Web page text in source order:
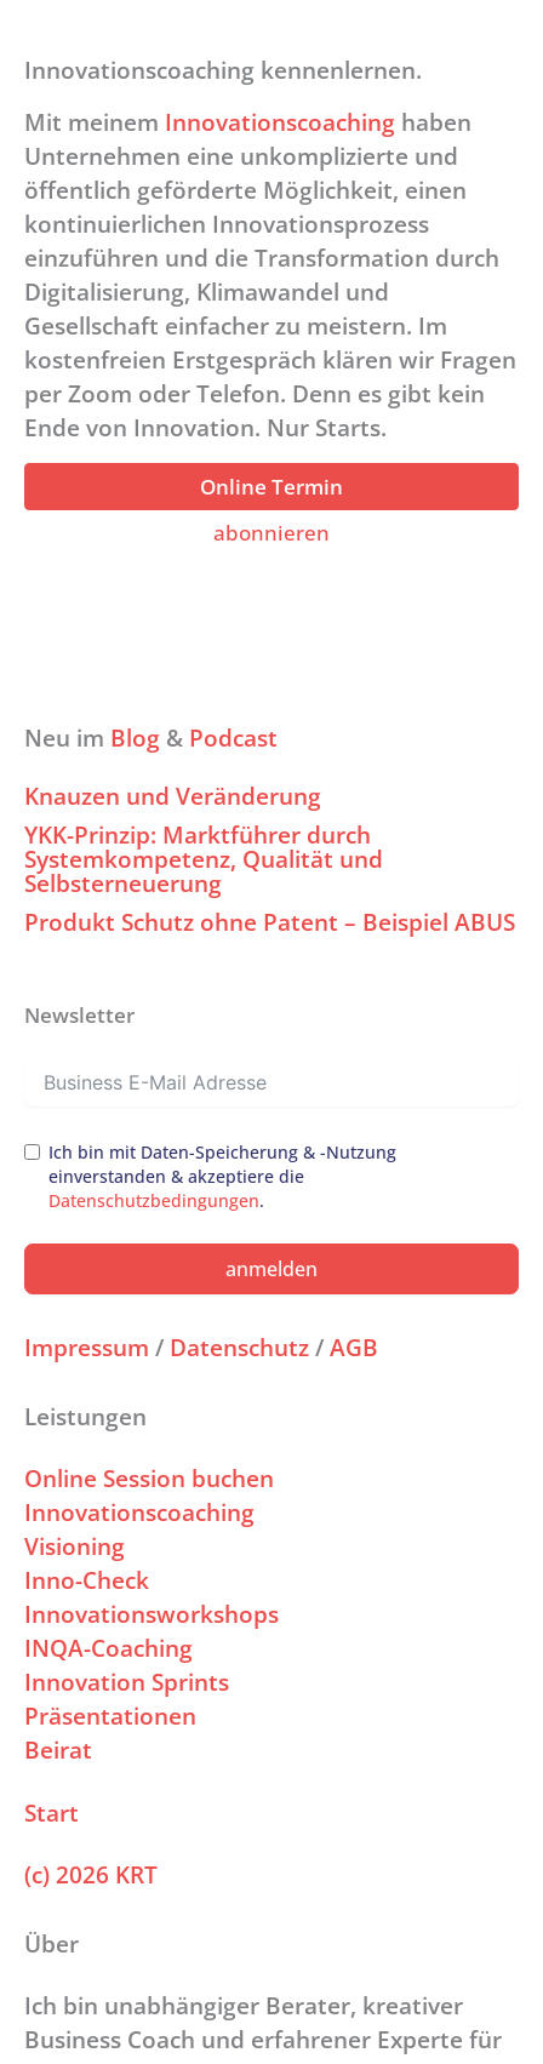
Innovationscoaching kennenlernen.
Mit meinem Innovationscoaching haben
Unternehmen eine unkomplizierte und
öffentlich geförderte Möglichkeit, einen
kontinuierlichen Innovationsprozess
einzuführen und die Transformation durch
Digitalisierung, Klimawandel und
Gesellschaft einfacher zu meistern. Im
kostenfreien Erstgespräch klären wir Fragen
per Zoom oder Telefon. Denn es gibt kein
Ende von Innovation. Nur Starts.
Online Termin
abonnieren
Neu im Blog & Podcast
Knauzen und Veränderung
YKK-Prinzip: Marktführer durch
Systemkompetenz, Qualität und
Selbsterneuerung
Produkt Schutz ohne Patent – Beispiel ABUS
Newsletter
Ich bin mit Daten-Speicherung & -Nutzung
einverstanden & akzeptiere die
Datenschutzbedingungen.
anmelden
Impressum / Datenschutz / AGB
Leistungen
Online Session buchen
Innovationscoaching
Visioning
Inno-Check
Innovationsworkshops
INQA-Coaching
Innovation Sprints
Präsentationen
Beirat
Start
(c) 2026 KRT
Über
Ich bin unabhängiger Berater, kreativer
Business Coach und erfahrener Experte für